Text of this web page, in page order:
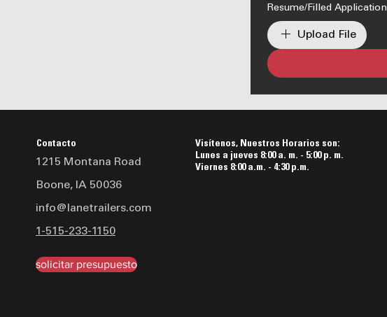
Resume/Filled Application
Upload File
Contacto
1215 Montana Road
Boone, IA 50036
info@lanetrailers.com
1-515-233-1150
solicitar presupuesto
Visítenos, Nuestros Horarios son:
Lunes a jueves 8:00 a. m. - 5:00 p. m.
Viernes 8:00 a.m. - 4:30 p.m.